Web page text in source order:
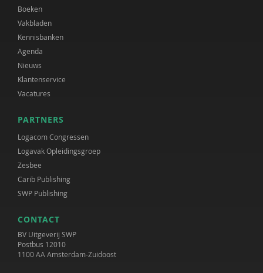
Boeken
Vakbladen
Kennisbanken
Agenda
Nieuws
Klantenservice
Vacatures
PARTNERS
Logacom Congressen
Logavak Opleidingsgroep
Zesbee
Carib Publishing
SWP Publishing
CONTACT
BV Uitgeverij SWP
Postbus 12010
1100 AA Amsterdam-Zuidoost